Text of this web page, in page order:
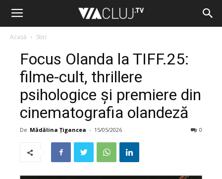
Acasă Stiri
Focus Olanda la TIFF.25:
filme-cult, thrillere
psihologice și premiere din
cinematografia olandeză
De Mădălina Țigancea - 15/05/2026 0